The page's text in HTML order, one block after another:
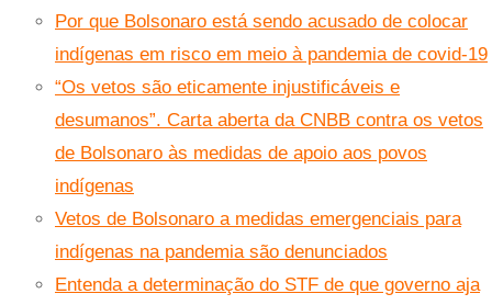
Por que Bolsonaro está sendo acusado de colocar
indígenas em risco em meio à pandemia de covid-19
“Os vetos são eticamente injustificáveis e
desumanos”. Carta aberta da CNBB contra os vetos
de Bolsonaro às medidas de apoio aos povos
indígenas
Vetos de Bolsonaro a medidas emergenciais para
indígenas na pandemia são denunciados
Entenda a determinação do STF de que governo aja